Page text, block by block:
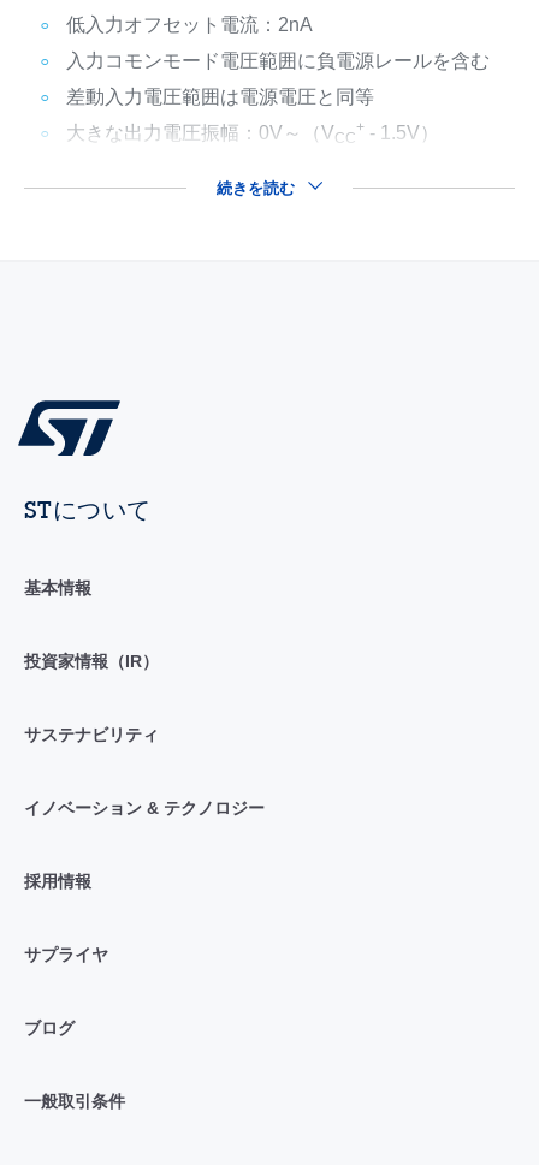
低入力オフセット電流：2nA
入力コモンモード電圧範囲に負電源レールを含む
差動入力電圧範囲は電源電圧と同等
大きな出力電圧振幅：0V～（VCC
+- 1.5V）
続きを読む
STについて
基本情報
投資家情報（IR）
サステナビリティ
イノベーション & テクノロジー
採用情報
サプライヤ
ブログ
一般取引条件